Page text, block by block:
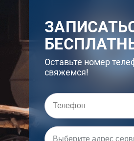
Оставьте номер
свяжемся!
Выберите адрес